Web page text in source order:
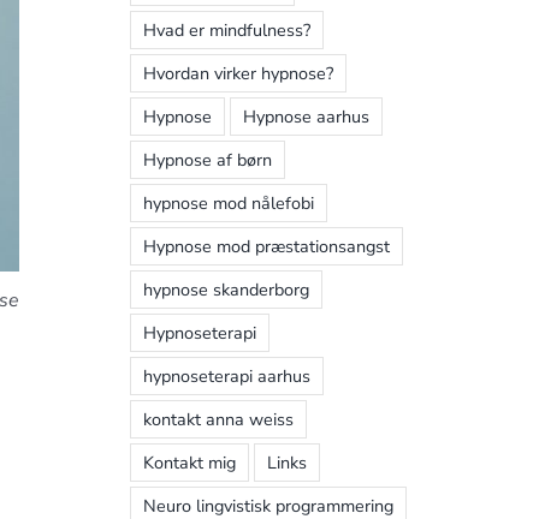
Hvad er mindfulness?
Hvordan virker hypnose?
Hypnose
Hypnose aarhus
Hypnose af børn
hypnose mod nålefobi
Hypnose mod præstationsangst
hypnose skanderborg
Hypnoseterapi
hypnoseterapi aarhus
kontakt anna weiss
Kontakt mig
Links
Neuro lingvistisk programmering